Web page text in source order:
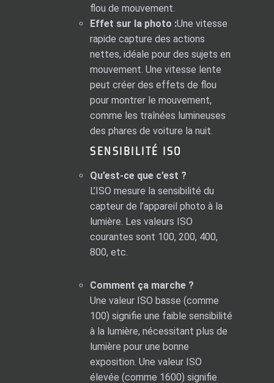
flou de mouvement.
Effet sur la photo :Une vitesse
rapide capture des actions
nettes, idéale pour des sujets en
mouvement. Une vitesse lente
peut créer des effets de flou
pour montrer le mouvement,
comme les traînées lumineuses
des phares de voiture la nuit.
SENSIBILITÉ ISO
Qu’est-ce que c’est ?
L’ISO mesure la sensibilité du
capteur de l’appareil photo à la
lumière. Les valeurs ISO
courantes sont 100, 200, 400,
800, etc.
Comment ça marche ?
Une valeur ISO basse (comme
100) signifie une faible sensibilité
à la lumière, nécessitant plus de
lumière pour une bonne
exposition. Une valeur ISO
élevée (comme 1600) signifie